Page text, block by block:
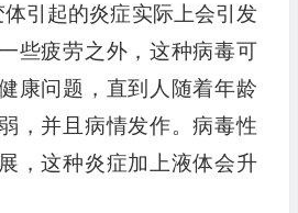
引起的炎症实际上会引发
些疲劳之外，这种病毒可
康问题，直到人随着年龄
，并且病情发作。病毒性
，这种炎症加上液体会升